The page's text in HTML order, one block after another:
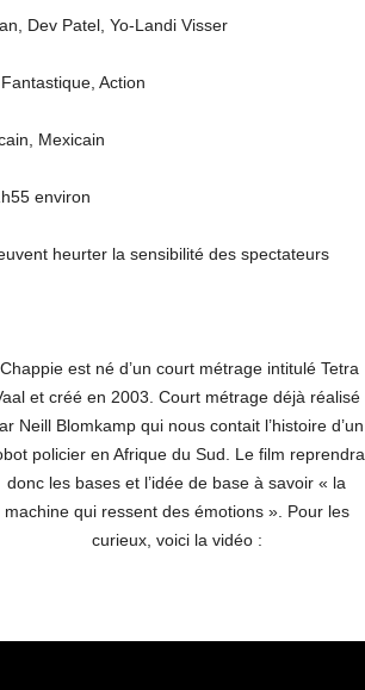
Dev Patel, Yo-Landi Visser
Action
Mexicain
environ
heurter la sensibilité des spectateurs
est né d’un court métrage intitulé Tetra
et créé en 2003. Court métrage déjà réalisé
Neill Blomkamp qui nous contait l’histoire d’un
policier en Afrique du Sud. Le film reprendra
donc les bases et l’idée de base à savoir « la
machine qui ressent des émotions ». Pour les
curieux, voici la vidéo :